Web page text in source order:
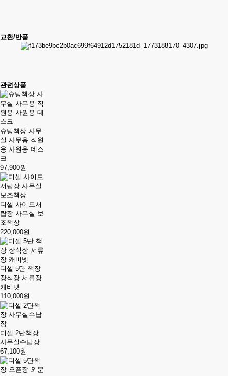
교환/반품
관련상품
슈팅책상 사무
실 사무용 직원
용 사원용 데스
크
97,900원
디셀 사이드서
랍장 사무실 보
조책상
220,000원
디셀 5단 책장
장식장 서류장
캐비넷
110,000원
디셀 2단책장
사무실수납장
67,100원